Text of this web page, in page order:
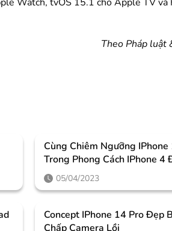
Theo Pháp luật
Cùng Chiêm Ngưỡng IPhone
Trong Phong Cách IPhone 4
Cưỡng
05/04/2023
Concept IPhone 14 Pro Đẹp
Chấp Camera Lồi